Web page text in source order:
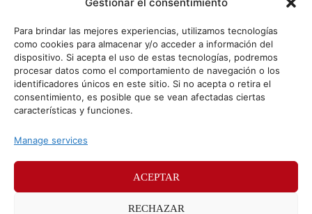
Para brindar las mejores experiencias, utilizamos tecnologías
como cookies para almacenar y/o acceder a información del
dispositivo. Si acepta el uso de estas tecnologías, podremos
procesar datos como el comportamiento de navegación o los
identificadores únicos en este sitio. Si no acepta o retira el
consentimiento, es posible que se vean afectadas ciertas
características y funciones.
Manage services
ACEPTAR
RECHAZAR
© Sr. Potato 2026